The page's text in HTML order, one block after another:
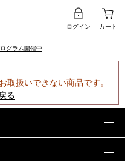
ログイン カート
グラム開催中
取扱いできない商品です。
る